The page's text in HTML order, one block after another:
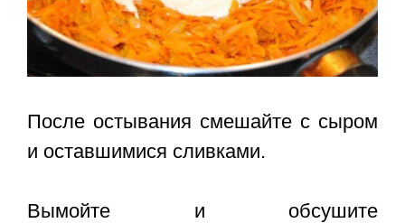
После остывания смешайте с сыром
и оставшимися сливками.
Вымойте и обсушите